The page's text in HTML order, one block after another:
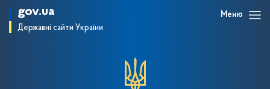
gov.ua
Державні сайти України
Меню